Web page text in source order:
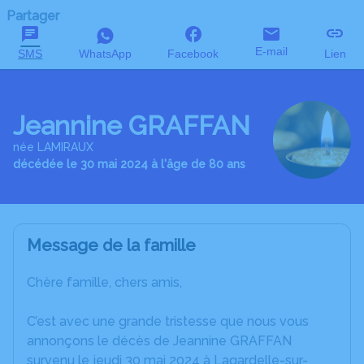
Partager
SMS WhatsApp Facebook E-mail Lien
Jeannine GRAFFAN
née LAMIRAUX
décédée le 30 mai 2024 à l'âge de 80 ans
Message de la famille
Chère famille, chers amis,
C’est avec une grande tristesse que nous vous
annonçons le décès de Jeannine GRAFFAN
survenu le jeudi 30 mai 2024 à Lagardelle-sur-